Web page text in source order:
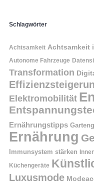
Schlagwörter
Achtsamkeit Achtsamkeit
Autonome Fahrzeuge
Transformation
Elektromobilität
Ernährungstipps
Ernährung
Immunsystem stärken
Küchengeräte
Luxusmode